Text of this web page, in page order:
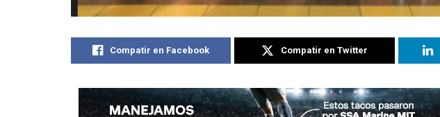
Compatir en Facebook Compatir en Twitter